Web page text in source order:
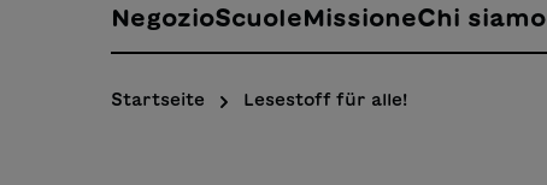
NegozioScuoleMissioneChi siamo
Startseite Lesestoff für alle!